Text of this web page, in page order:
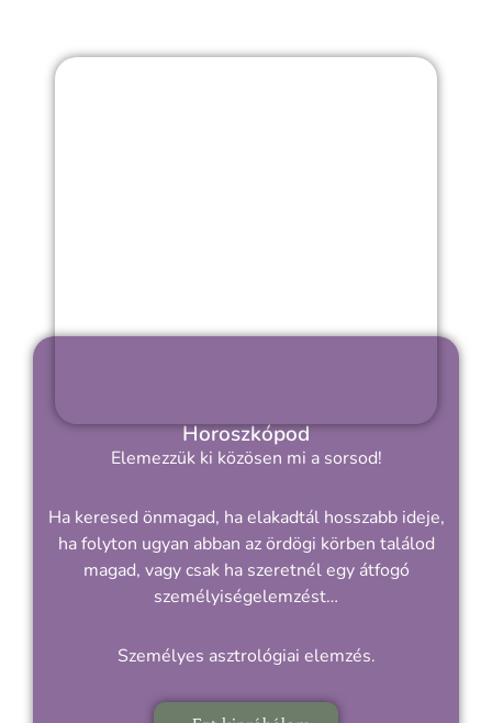
Horoszkópod
Elemezzük ki közösen mi a sorsod!
Ha keresed önmagad, ha elakadtál hosszabb ideje,
ha folyton ugyan abban az ördögi körben találod
magad, vagy csak ha szeretnél egy átfogó
személyiségelemzést…
Személyes asztrológiai elemzés.